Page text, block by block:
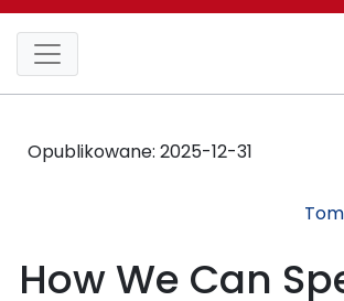
Opublikowane: 2025-12-31
How We Can